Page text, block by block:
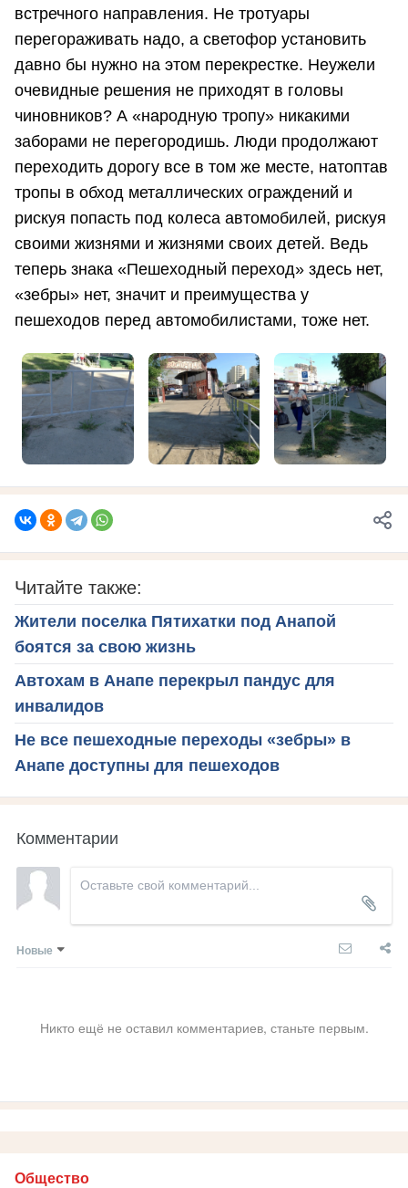
встречного направления. Не тротуары
перегораживать надо, а светофор установить
давно бы нужно на этом перекрестке. Неужели
очевидные решения не приходят в головы
чиновников? А «народную тропу» никакими
заборами не перегородишь. Люди продолжают
переходить дорогу все в том же месте, натоптав
тропы в обход металлических ограждений и
рискуя попасть под колеса автомобилей, рискуя
своими жизнями и жизнями своих детей. Ведь
теперь знака «Пешеходный переход» здесь нет,
«зебры» нет, значит и преимущества у
пешеходов перед автомобилистами, тоже нет.
Читайте также:
Жители поселка Пятихатки под Анапой
боятся за свою жизнь
Автохам в Анапе перекрыл пандус для
инвалидов
Не все пешеходные переходы «зебры» в
Анапе доступны для пешеходов
Комментарии
Новые
Никто ещё не оставил комментариев, станьте первым.
Общество